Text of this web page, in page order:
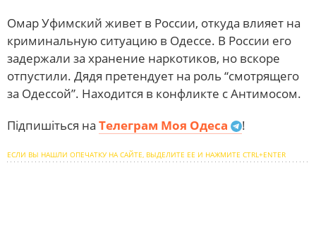
Омар Уфимский живет в России, откуда влияет на
криминальную ситуацию в Одессе. В России его
задержали за хранение наркотиков, но вскоре
отпустили. Дядя претендует на роль “смотрящего
за Одессой”. Находится в конфликте с Антимосом.
Підпишіться на Телеграм Моя Одеса !
ЕСЛИ ВЫ НАШЛИ ОПЕЧАТКУ НА САЙТЕ, ВЫДЕЛИТЕ ЕЕ И НАЖМИТЕ CTRL+ENTER